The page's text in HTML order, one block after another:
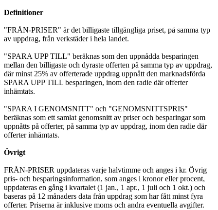
Definitioner
"FRÅN-PRISER" är det billigaste tillgängliga priset, på samma typ
av uppdrag, från verkstäder i hela landet.
"SPARA UPP TILL" beräknas som den uppnådda besparingen
mellan den billigaste och dyraste offerten på samma typ av uppdrag,
där minst 25% av offerterade uppdrag uppnått den marknadsförda
SPARA UPP TILL besparingen, inom den radie där offerter
inhämtats.
"SPARA I GENOMSNITT" och "GENOMSNITTSPRIS"
beräknas som ett samlat genomsnitt av priser och besparingar som
uppnåtts på offerter, på samma typ av uppdrag, inom den radie där
offerter inhämtats.
Övrigt
FRÅN-PRISER uppdateras varje halvtimme och anges i kr. Övrig
pris- och besparingsinformation, som anges i kronor eller procent,
uppdateras en gång i kvartalet (1 jan., 1 apr., 1 juli och 1 okt.) och
baseras på 12 månaders data från uppdrag som har fått minst fyra
offerter. Priserna är inklusive moms och andra eventuella avgifter.